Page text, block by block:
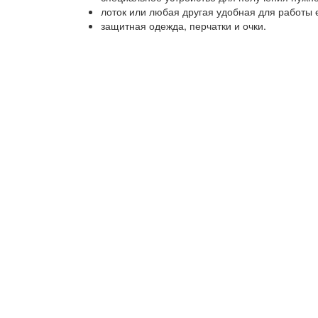
лоток или любая другая удобная для работы
защитная одежда, перчатки и очки.